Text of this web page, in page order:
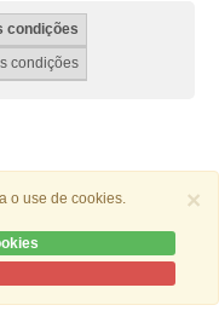
×
o use de cookies.